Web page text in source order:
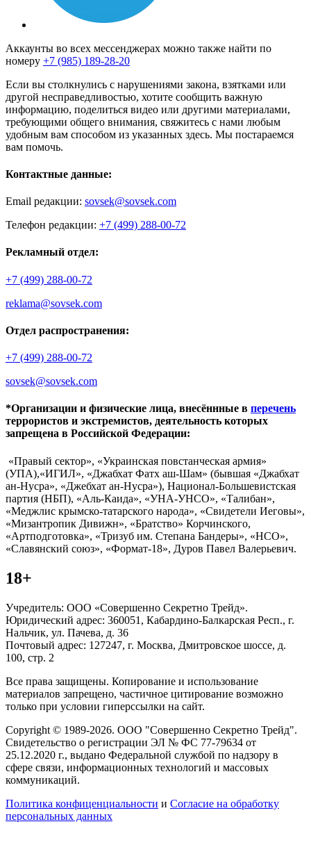
Аккаунты во всех мессенджерах можно также найти по
номеру +7 (985) 189-28-20
Если вы столкнулись с нарушениями закона, взятками или
другой несправедливостью, хотите сообщить важную
информацию, поделиться видео или другими материалами,
требующими общего внимания, свяжитесь с нами любым
удобным вам способом из указанных здесь. Мы постараемся
вам помочь.
Контактные данные:
Email редакции: sovsek@sovsek.com
Телефон редакции: +7 (499) 288-00-72
Рекламный отдел:
+7 (499) 288-00-72
reklama@sovsek.com
Отдел распространения:
+7 (499) 288-00-72
sovsek@sovsek.com
*Организации и физические лица, внесённные в перечень
террористов и экстремистов, деятельность которых
запрещена в Российской Федерации:
«Правый сектор», «Украинская повстанческая армия»
(УПА),«ИГИЛ», «Джабхат Фатх аш-Шам» (бывшая «Джабхат
ан-Нусра», «Джебхат ан-Нусра»), Национал-Большевистская
партия (НБП), «Аль-Каида», «УНА-УНСО», «Талибан»,
«Меджлис крымско-татарского народа», «Свидетели Иеговы»,
«Мизантропик Дивижн», «Братство» Корчинского,
«Артподготовка», «Тризуб им. Степана Бандеры», «НСО»,
«Славянский союз», «Формат-18», Дуров Павел Валерьевич.
18+
Учредитель: ООО «Совершенно Секретно Трейд».
Юридический адрес: 360051, Кабардино-Балкарская Респ., г.
Нальчик, ул. Пачева, д. 36
Почтовый адрес: 127247, г. Москва, Дмитровское шоссе, д.
100, стр. 2
Все права защищены. Копирование и использование
материалов запрещено, частичное цитирование возможно
только при условии гиперссылки на сайт.
Copyright © 1989-2026. ООО "Совершенно Секретно Трейд".
Свидетельство о регистрации ЭЛ № ФС 77-79634 от
25.12.2020 г., выдано Федеральной службой по надзору в
сфере связи, информационных технологий и массовых
коммуникаций.
Политика конфиценциальности и Согласие на обработку
персональных данных